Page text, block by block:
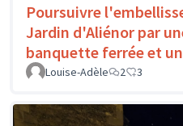
Poursuivre
Jardin d'Aliénor par
banquette ferrée et
Louise-Adèle 2 3